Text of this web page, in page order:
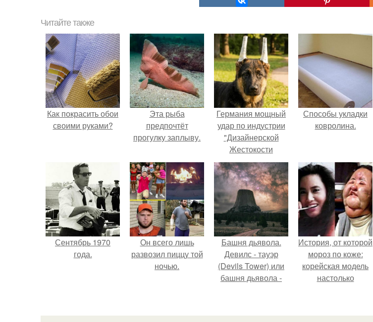
Читайте также
Как покрасить обои
своими руками?
Эта рыба
предпочтёт
прогулку заплыву.
Германия мощный
удар по индустрии
"Дизайнерской
Жестокости
нанесла".
Способы укладки
ковролина.
Сентябрь 1970
года.
Он всего лишь
развозил пиццу той
ночью.
Башня дьявола.
Девилс - тауэр
(Devils Tower) или
башня дьявола -
происхождения
История, от которой
мороз по коже:
корейская модель
настолько
вколола себе в